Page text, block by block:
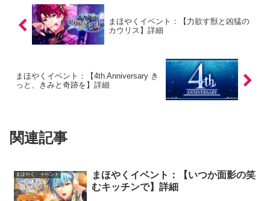
まほやくイベント：【力欲す獣と凶猛の
カウリス】詳細
まほやくイベント：【4th Anniversary き
っと、きみと奇跡を】詳細
関連記事
まほやく イベント
まほやくイベント：【いつか面影の笑
むキッチンで】詳細